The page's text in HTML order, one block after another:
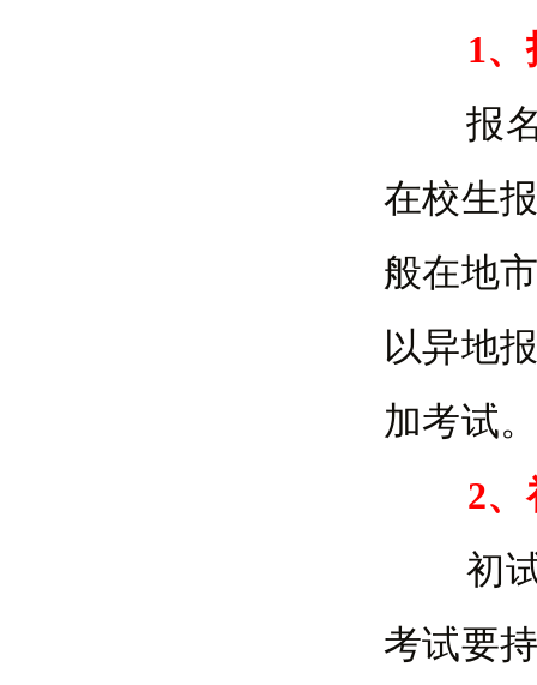
1、
报名
在校生
般在地
以异地
加考试。
2、
初试
考试要